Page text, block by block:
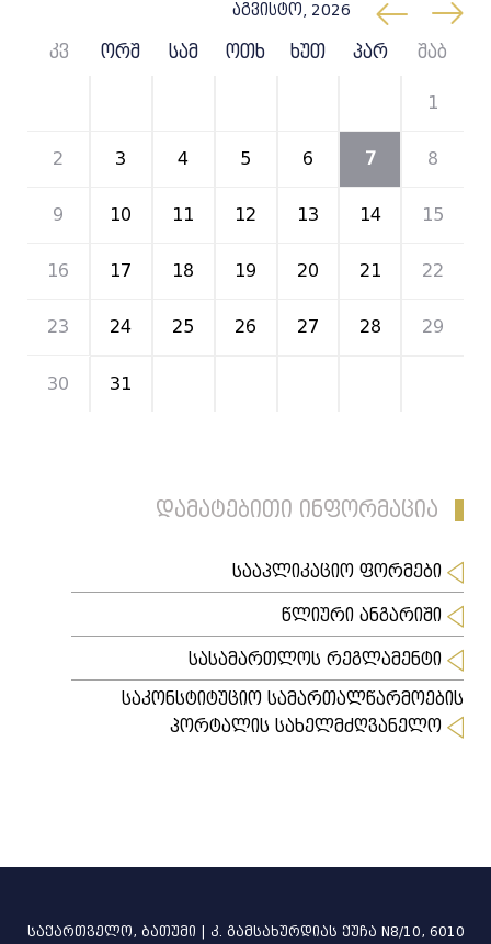
აგვისტო, 2026
კვ ორშ სამ ოთხ ხუთ პარ შაბ
1
2 3 4 5 6 7 8
9 10 11 12 13 14 15
16 17 18 19 20 21 22
23 24 25 26 27 28 29
30 31
დამატებითი ინფორმაცია
სააპლიკაციო ფორმები
წლიური ანგარიში
სასამართლოს რეგლამენტი
საკონსტიტუციო სამართალწარმოების
პორტალის სახელმძღვანელო
საქართველო, ბათუმი | კ. გამსახურდიას ქუჩა N8/10, 6010